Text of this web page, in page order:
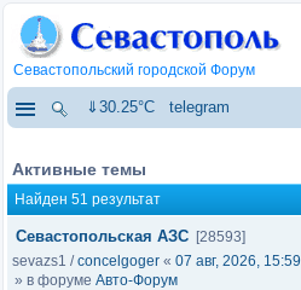
Севастопольский городской Форум
⇓30.25°C telegram
Активные темы
Найден 51 результат
Севастопольская АЗС [28593]
sevazs1 /concelgoger « 07 авг, 2026, 15:59
» в форуме Авто-Форум